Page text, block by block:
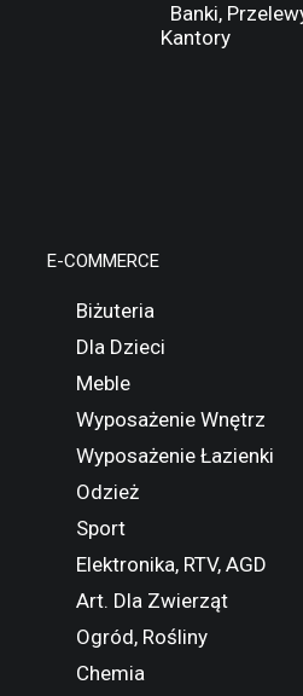
Banki,
Kantory
E-COMMERCE
Biżuteria
Dla Dzieci
Meble
Wyposażenie Wnętrz
Wyposażenie Łazienki
Odzież
Sport
Elektronika, RTV, AGD
Art. Dla Zwierząt
Ogród, Rośliny
Chemia